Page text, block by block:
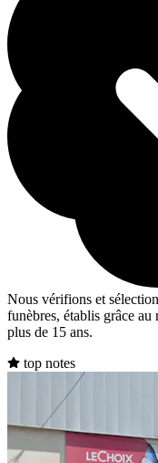
Nous vérifions et
funèbres, établis grâce au
plus de 15 ans.
top notes